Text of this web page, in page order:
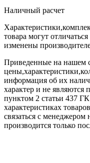
Наличный расчет
товара могут
изменены
Приведенные на нашем
информация об их
характер и не являются
пунктом 2 статьи 437
характеристиках
связаться с
производится только